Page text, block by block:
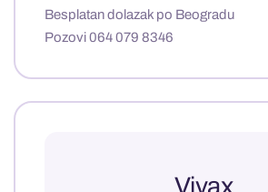
Besplatan dolazak po Beogradu
Pozovi 064 079 8346